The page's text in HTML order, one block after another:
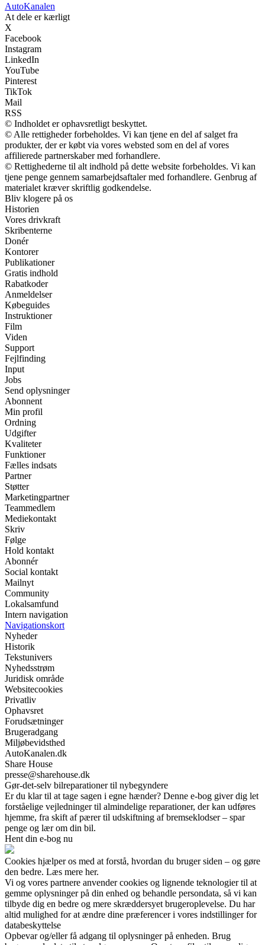
AutoKanalen
At dele er kærligt
X
Facebook
Instagram
LinkedIn
YouTube
Pinterest
TikTok
Mail
RSS
© Indholdet er ophavsretligt beskyttet.
© Alle rettigheder forbeholdes. Vi kan tjene en del af salget fra
produkter, der er købt via vores websted som en del af vores
affilierede partnerskaber med forhandlere.
© Rettighederne til alt indhold på dette website forbeholdes. Vi kan
tjene penge gennem samarbejdsaftaler med forhandlere. Genbrug af
materialet kræver skriftlig godkendelse.
Bliv klogere på os
Historien
Vores drivkraft
Skribenterne
Donér
Kontorer
Publikationer
Gratis indhold
Rabatkoder
Anmeldelser
Købeguides
Instruktioner
Film
Viden
Support
Fejlfinding
Input
Jobs
Send oplysninger
Abonnent
Min profil
Ordning
Udgifter
Kvaliteter
Funktioner
Fælles indsats
Partner
Støtter
Marketingpartner
Teammedlem
Mediekontakt
Skriv
Følge
Hold kontakt
Abonnér
Social kontakt
Mailnyt
Community
Lokalsamfund
Intern navigation
Navigationskort
Nyheder
Historik
Tekstunivers
Nyhedsstrøm
Juridisk område
Websitecookies
Privatliv
Ophavsret
Forudsætninger
Brugeradgang
Miljøbevidsthed
AutoKanalen.dk
Share House
presse@sharehouse.dk
Gør-det-selv bilreparationer til nybegyndere
Er du klar til at tage sagen i egne hænder? Denne e-bog giver dig let
forståelige vejledninger til almindelige reparationer, der kan udføres
hjemme, fra skift af pærer til udskiftning af bremseklodser – spar
penge og lær om din bil.
Hent din e-bog nu
Cookies hjælper os med at forstå, hvordan du bruger siden – og gøre
den bedre. Læs mere her.
Vi og vores partnere anvender cookies og lignende teknologier til at
gemme oplysninger på din enhed og behandle persondata, så vi kan
tilbyde dig en bedre og mere skræddersyet brugeroplevelse. Du har
altid mulighed for at ændre dine præferencer i vores indstillinger for
databeskyttelse
Opbevar og/eller få adgang til oplysninger på enheden. Brug